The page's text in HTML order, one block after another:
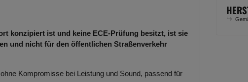
konzipiert ist und keine ECE-Prüfung besitzt, ist sie
und nicht für den öffentlichen Straßenverkehr
Kompromisse bei Leistung und Sound, passend für